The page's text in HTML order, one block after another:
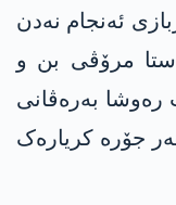
ئەنجام نەدن
مرۆڤی بن و
رەوشا بەرەڤانی
جۆرە کریارەک